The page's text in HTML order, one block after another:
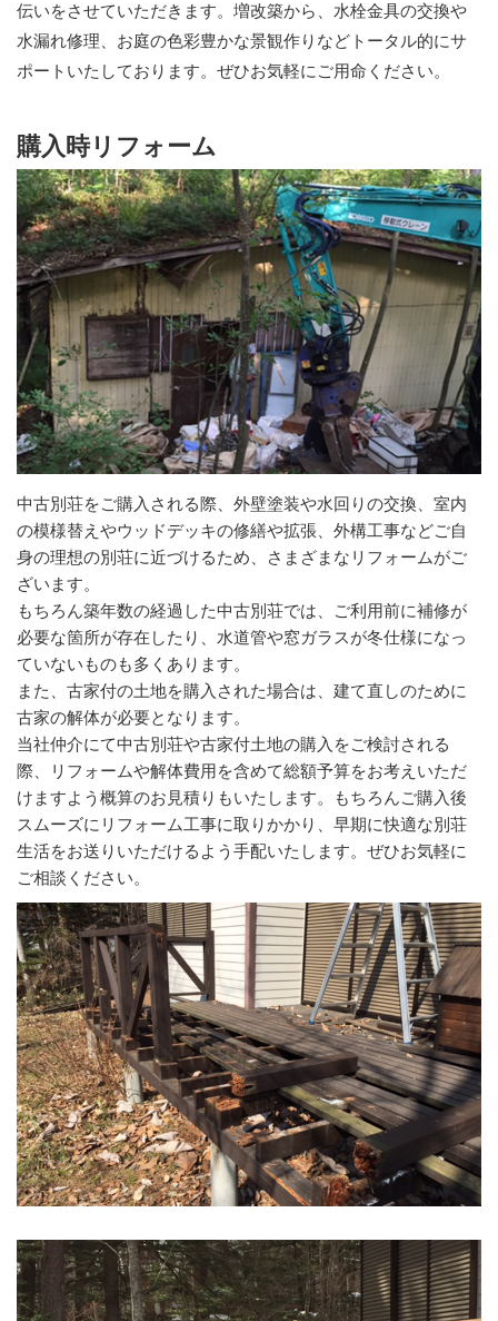
伝いをさせていただきます。増改築から、水栓金具の交換や
水漏れ修理、お庭の色彩豊かな景観作りなどトータル的にサ
ポートいたしております。ぜひお気軽にご用命ください。
購入時リフォーム
中古別荘をご購入される際、外壁塗装や水回りの交換、室内
の模様替えやウッドデッキの修繕や拡張、外構工事などご自
身の理想の別荘に近づけるため、さまざまなリフォームがご
ざいます。
もちろん築年数の経過した中古別荘では、ご利用前に補修が
必要な箇所が存在したり、水道管や窓ガラスが冬仕様になっ
ていないものも多くあります。
また、古家付の土地を購入された場合は、建て直しのために
古家の解体が必要となります。
当社仲介にて中古別荘や古家付土地の購入をご検討される
際、リフォームや解体費用を含めて総額予算をお考えいただ
けますよう概算のお見積りもいたします。もちろんご購入後
スムーズにリフォーム工事に取りかかり、早期に快適な別荘
生活をお送りいただけるよう手配いたします。ぜひお気軽に
ご相談ください。